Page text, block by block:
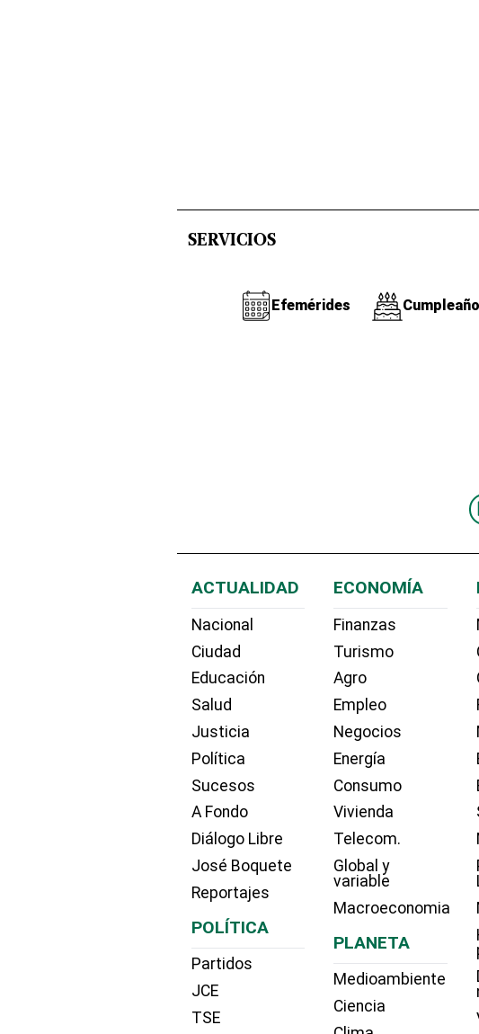
SERVICIOS
Efemérides
ACTUALIDAD
Nacional
Ciudad
Educación
Salud
Justicia
Política
Sucesos
A Fondo
Diálogo Libre
José Boquete
Reportajes
POLÍTICA
Partidos
JCE
TSE
ECONOMÍA
Finanzas
Turismo
Agro
Empleo
Negocios
Energía
Consumo
Vivienda
Telecom.
Global y
variable
Macroeconomia
PLANETA
Medioambiente
Ciencia